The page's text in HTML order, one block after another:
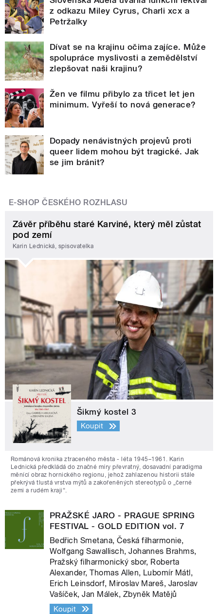
z odkazu Miley Cyrus, Charli xcx a
Petržalky
Dívat se na krajinu očima zajíce. Může
spolupráce myslivosti a zemědělství
zlepšovat naši krajinu?
Žen ve filmu přibylo za třicet let jen
minimum. Vyřeší to nová generace?
Dopady nenávistných projevů proti
queer lidem mohou být tragické. Jak
se jim bránit?
E-SHOP ČESKÉHO ROZHLASU
Závěr příběhu staré Karviné, který měl zůstat
pod zemí
Karin Lednická, spisovatelka
Šikmý kostel 3
Koupit
Románová kronika ztraceného města - léta 1945–1961. Karin
Lednická předkládá do značné míry převratný, dosavadní paradigma
měnící obraz hornického regionu, jehož zahlazenou historii stále
překrývá tlustá vrstva mýtů a zakořeněných stereotypů o „černé
zemi a rudém kraji“.
PRAŽSKÉ JARO - PRAGUE SPRING
FESTIVAL - GOLD EDITION vol. 7
Bedřich Smetana, Česká filharmonie,
Wolfgang Sawallisch, Johannes Brahms,
Pražský filharmonický sbor, Roberta
Alexander, Thomas Allen, Lubomír Mátl,
Erich Leinsdorf, Miroslav Mareš, Jaroslav
Vašíček, Jan Málek, Zbyněk Matějů
Koupit